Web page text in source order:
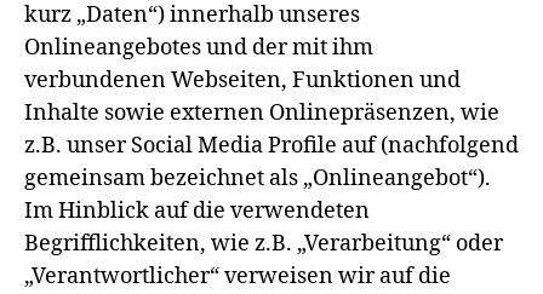
kurz „Daten“) innerhalb unseres
Onlineangebotes und der mit ihm
verbundenen Webseiten, Funktionen und
Inhalte sowie externen Onlinepräsenzen, wie
z.B. unser Social Media Profile auf (nachfolgend
gemeinsam bezeichnet als „Onlineangebot“).
Im Hinblick auf die verwendeten
Begrifflichkeiten, wie z.B. „Verarbeitung“ oder
„Verantwortlicher“ verweisen wir auf die